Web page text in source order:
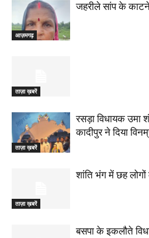
आज़मगढ़
जहरीले सांप के
ताज़ा ख़बरें
ताज़ा ख़बरें
रसड़ा विधायक उमा
कादीपुर ने दिया
ताज़ा ख़बरें
शांति भंग में छह
बसपा के इकलौते